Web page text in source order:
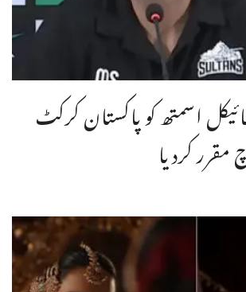
اسمتھ کو پاکستان کرکٹ
مقرر کردیا